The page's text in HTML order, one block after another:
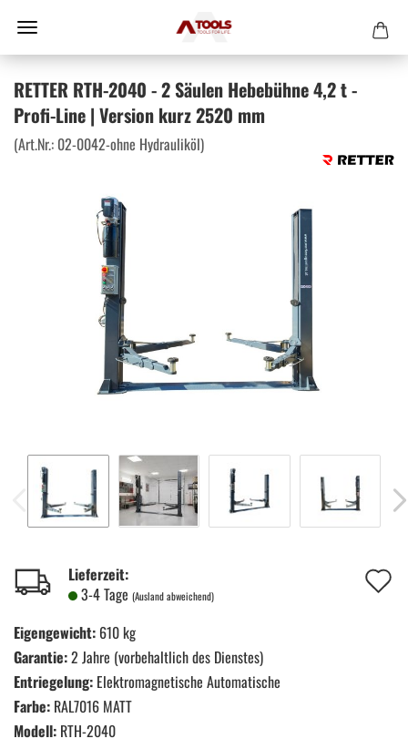
RETTER RTH-2040 - 2 Säulen Hebebühne 4,2 t -
Profi-Line | Version kurz 2520 mm
(Art.Nr.: 02-0042-ohne Hydrauliköl)
Lieferzeit:
3-4 Tage (Ausland abweichend)
Eigengewicht: 610 kg
Garantie:2 Jahre (vorbehaltlich des Dienstes)
Entriegelung: Elektromagnetische Automatische
Farbe: RAL7016 MATT
Modell: RTH-2040